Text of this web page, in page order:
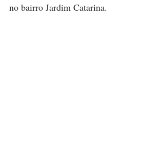
no bairro Jardim Catarina.